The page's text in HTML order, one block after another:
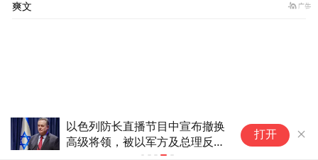
以色列防长直播节目中宣布撤换
高级将领，被以军方及总理反对
打开
爽文